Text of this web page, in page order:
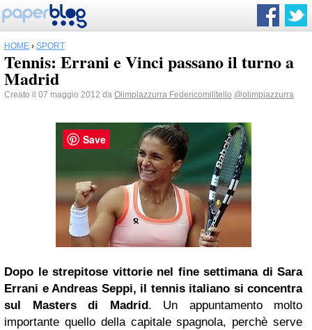
HOME › SPORT
Tennis: Errani e Vinci passano il turno a
Madrid
Creato il 07 maggio 2012 da Olimpiazzurra Federicomilitello @olimpiazzurra
Dopo le strepitose vittorie nel fine settimana di Sara
Errani e Andreas Seppi, il tennis italiano si concentra
sul Masters di Madrid. Un appuntamento molto
importante quello della capitale spagnola, perchè serve
Save